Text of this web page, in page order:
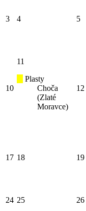
3 4 5
10
11
Plasty
Choča
(Zlaté
Moravce)
12
17 18 19
24 25 26